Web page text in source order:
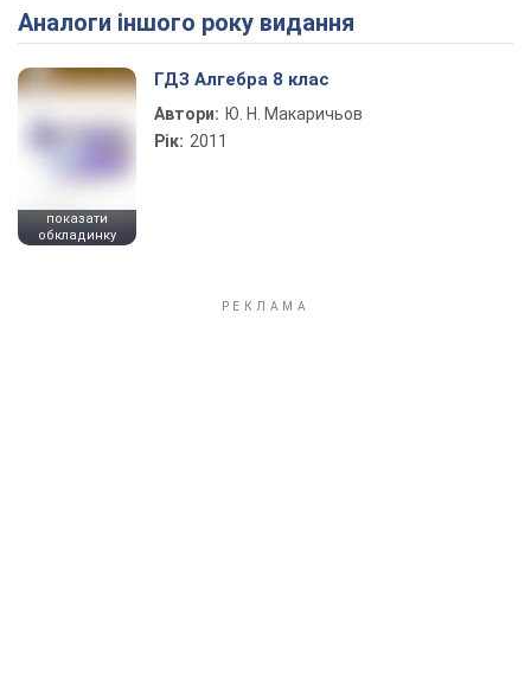
Play Video
Аналоги іншого року видання
показати
обкладинку
ГДЗ Алгебра 8 клас
Автори: Ю. Н. Макаричьов
Рік: 2011